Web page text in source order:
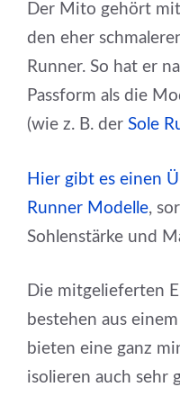
Der Mito gehört
den eher
Runner. So hat er
Passform als die
(wie z. B. der Sole
Hier gibt es einen
Runner Modelle,
Sohlenstärke und
Die mitgelieferten
bestehen aus
bieten eine ganz
isolieren auch sehr